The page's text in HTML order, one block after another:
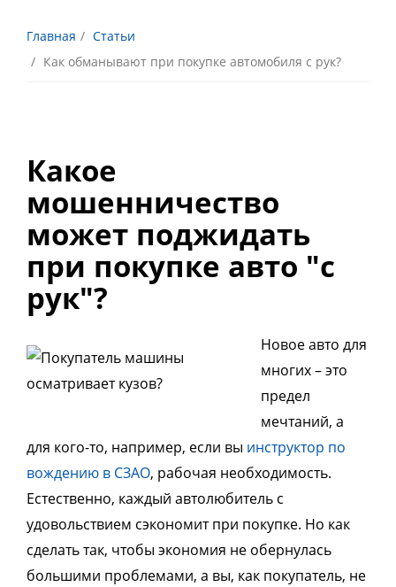
Главная
Статьи
Как обманывают при покупке автомобиля с рук?
Какое
мошенничество
может поджидать
при покупке авто "с
рук"?
Новое авто для
многих – это
предел
мечтаний, а
для кого-то, например, если вы инструктор по
вождению в СЗАО, рабочая необходимость.
Естественно, каждый автолюбитель с
удовольствием сэкономит при покупке. Но как
сделать так, чтобы экономия не обернулась
большими проблемами, а вы, как покупатель, не